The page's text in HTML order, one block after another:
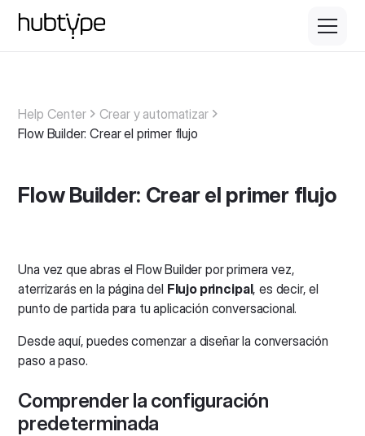
Help Center
Crear y automatizar
Flow Builder: Crear el primer flujo
Flow Builder: Crear el primer flujo
Una vez que abras el Flow Builder por primera vez,
aterrizarás en la página del Flujo principal, es decir, el
punto de partida para tu aplicación conversacional.
Desde aquí, puedes comenzar a diseñar la conversación
paso a paso.
Comprender la configuración
predeterminada